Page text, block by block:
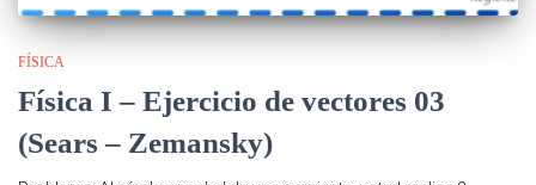
FÍSICA
Física I – Ejercicio de vectores 03
(Sears – Zemansky)